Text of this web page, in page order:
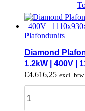
|
Voor
Koelcellen
tot
9,5
m³
|
R452a
|
Automatische
Ontdooiing
Plafondunits
Diamond
1.2kW | 400V |
€4.616,25 excl. btw
Plafondunit